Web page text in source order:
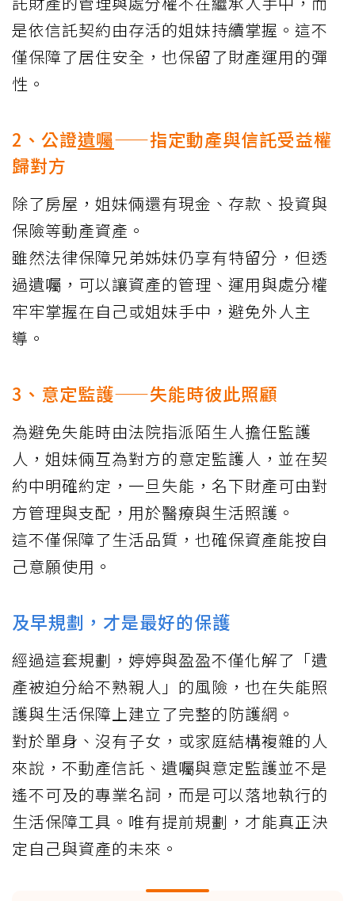
是依信託契約由存活的姐妹持續掌握。這不
僅保障了居住安全，也保留了財產運用的彈
性。
2、公證遺囑——指定動產與信託受益權
歸對方
除了房屋，姐妹倆還有現金、存款、投資與
保險等動產資產。
雖然法律保障兄弟姊妹仍享有特留分，但透
過遺囑，可以讓資產的管理、運用與處分權
牢牢掌握在自己或姐妹手中，避免外人主
導。
3、意定監護——失能時彼此照顧
為避免失能時由法院指派陌生人擔任監護
人，姐妹倆互為對方的意定監護人，並在契
約中明確約定，一旦失能，名下財產可由對
方管理與支配，用於醫療與生活照護。
這不僅保障了生活品質，也確保資產能按自
己意願使用。
及早規劃，才是最好的保護
經過這套規劃，婷婷與盈盈不僅化解了「遺
產被迫分給不熟親人」的風險，也在失能照
護與生活保障上建立了完整的防護網。
對於單身、沒有子女，或家庭結構複雜的人
來說，不動產信託、遺囑與意定監護並不是
遙不可及的專業名詞，而是可以落地執行的
生活保障工具。唯有提前規劃，才能真正決
定自己與資產的未來。